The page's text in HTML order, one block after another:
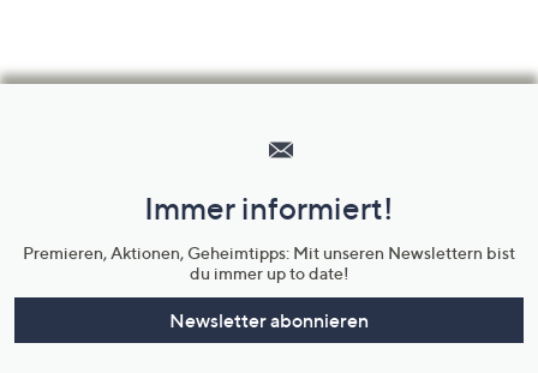
Unternehmensinformationen
Immer informiert!
Premieren, Aktionen, Geheimtipps: Mit unseren Newslettern bist
du immer up to date!
Newsletter abonnieren